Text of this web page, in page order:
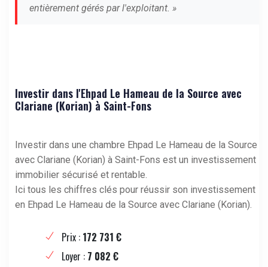
entièrement gérés par l'exploitant. »
Investir dans l'Ehpad Le Hameau de la Source avec
Clariane (Korian) à Saint-Fons
Investir dans une chambre Ehpad Le Hameau de la Source
avec Clariane (Korian) à Saint-Fons est un investissement
immobilier sécurisé et rentable.
Ici tous les chiffres clés pour réussir son investissement
en Ehpad Le Hameau de la Source avec Clariane (Korian).
Prix : 172 731 €
Loyer : 7 082 €